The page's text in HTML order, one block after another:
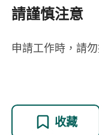
請謹慎注意
申請工作時，請
收藏